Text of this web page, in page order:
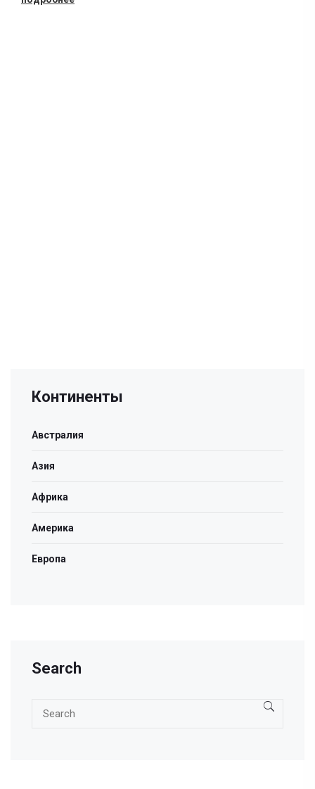
Континенты
Австралия
Азия
Африка
Америка
Европа
Search